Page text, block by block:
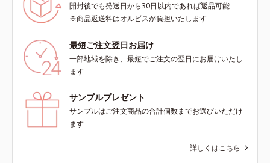
開封後でも発送日から30日以内であれば返品可能
※商品返送料はオルビスが負担いたします
最短ご注文翌日お届け
一部地域を除き、最短でご注文の翌日にお届けいたし
ます
サンプルプレゼント
サンプルはご注文商品の合計個数までお選びいただけ
ます
詳しくはこちら